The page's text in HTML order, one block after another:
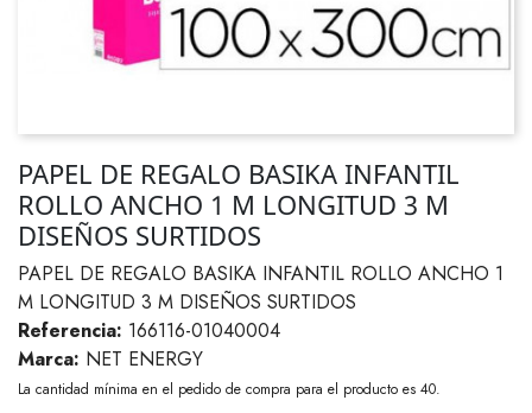
PAPEL DE REGALO BASIKA INFANTIL
ROLLO ANCHO 1 M LONGITUD 3 M
DISEÑOS SURTIDOS
PAPEL DE REGALO BASIKA INFANTIL ROLLO ANCHO 1
M LONGITUD 3 M DISEÑOS SURTIDOS
Referencia: 166116-01040004
Marca: NET ENERGY
La cantidad mínima en el pedido de compra para el producto es 40.